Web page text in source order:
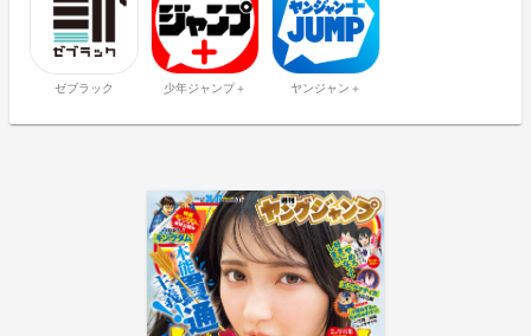
ゼブラック 少年ジャンプ＋ ヤンジャン＋